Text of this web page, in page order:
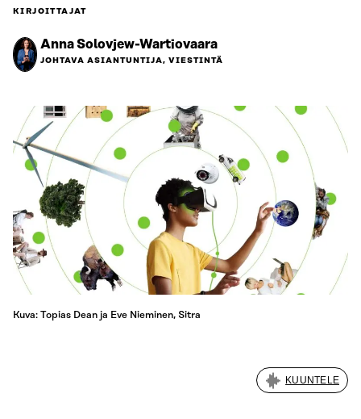
KIRJOITTAJAT
Anna Solovjew-Wartiovaara
JOHTAVA ASIANTUNTIJA, VIESTINTÄ
Kuva: Topias Dean ja Eve Nieminen, Sitra
KUUNTELE